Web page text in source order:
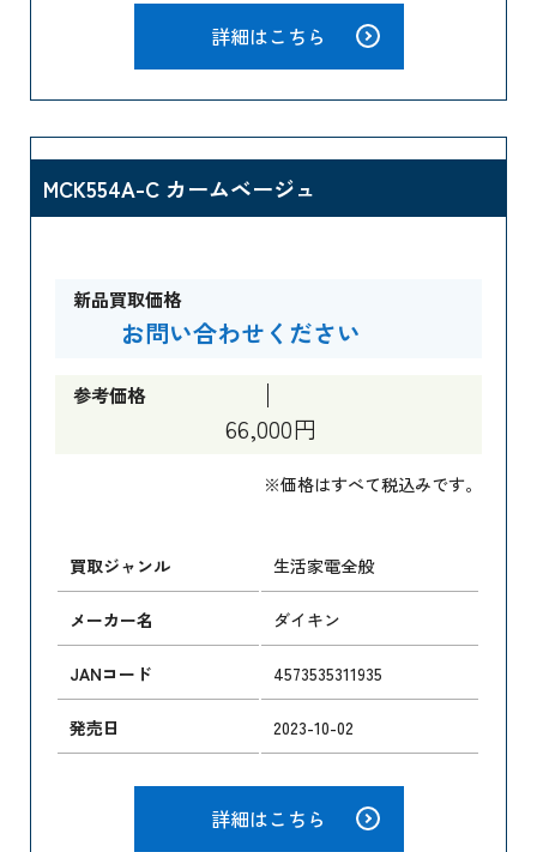
詳細はこちら
MCK554A-C カームベージュ
新品買取価格
お問い合わせください
参考価格
66,000円
※価格はすべて税込みです。
買取ジャンル 生活家電全般
メーカー名 ダイキン
JANコード 4573535311935
発売日 2023-10-02
詳細はこちら